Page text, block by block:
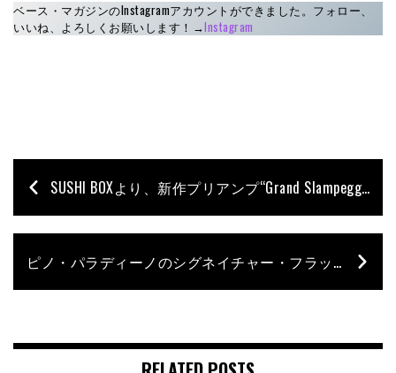
ベース・マガジンのInstagramアカウントができました。フォロー、
いいね、よろしくお願いします！→Instagram
SUSHI BOXより、新作プリアンプ“Grand Slampegg”と、チューブDI「Finally」の最新版“Finally v3”が発売
ピノ・パラディーノのシグネイチャー・フラット弦がアーニーボールより登場！